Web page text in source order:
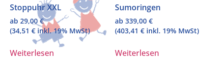
Stoppuhr XXL
ab 29,00€
(34,51 € inkl. 19% MwSt)
Weiterlesen
Sumoringen
ab 339,00 €
(403,41 € inkl. 19% MwSt)
Weiterlesen